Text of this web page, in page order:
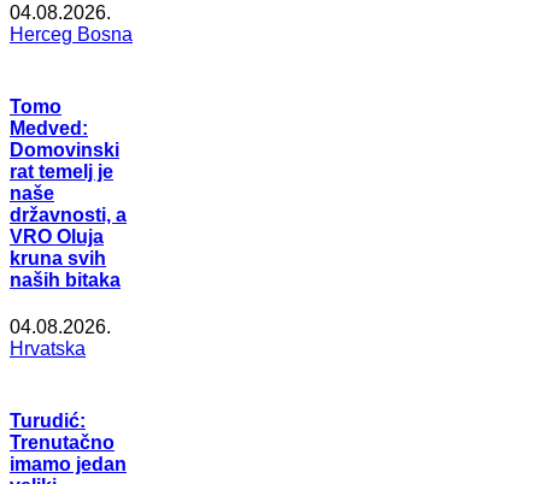
04.08.2026.
Herceg Bosna
Tomo
Medved:
Domovinski
rat temelj je
naše
državnosti, a
VRO Oluja
kruna svih
naših bitaka
04.08.2026.
Hrvatska
Turudić:
Trenutačno
imamo jedan